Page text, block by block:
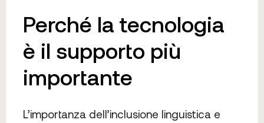
Perché la tecnologia
è il supporto più
importante
L’importanza dell’inclusione linguistica e